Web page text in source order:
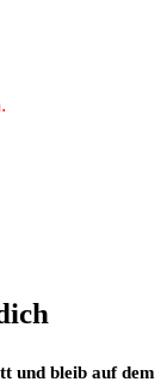
und bleib auf dem